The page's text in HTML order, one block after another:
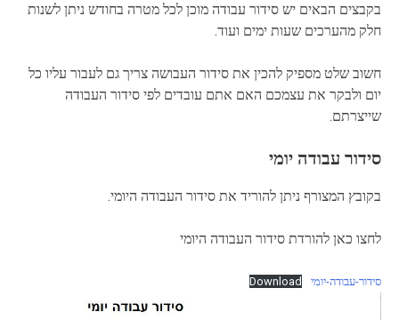
בקבצים הבאים יש סידור עבודה מוכן לכל מטרה בחודש ניתן לשנות
חלק מהערכים שעות ימים ועוד.
חשוב שלט מספיק להכין את סידור העבושה צריך גם לעבור עליו כל
יום ולבקר את עצמכם האם אתם עובדים לפי סידור העבודה
שייצרתם.
סידור עבודה יומי
בקובץ המצורף ניתן להוריד את סידור העבודה היומי.
לחצו כאן להורדת סידור העבודה היומי
סידור-עבודה-יומי Download